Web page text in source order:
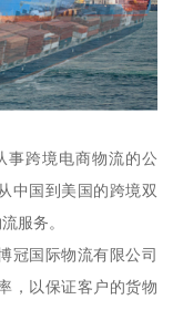
事跨境电商物流的公
中国到美国的跨境双
服务。
冠国际物流有限公司
，以保证客户的货物